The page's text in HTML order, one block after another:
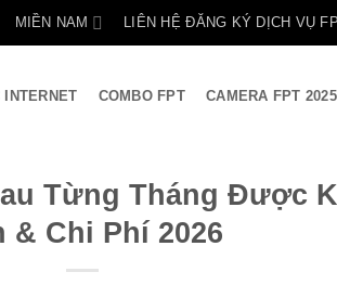
MIỀN NAM LIÊN HỆ ĐĂNG KÝ DỊCH VỤ
COMBO FPT CAMERA FPT 2025
Từng Tháng Được
& Chi Phí 2026